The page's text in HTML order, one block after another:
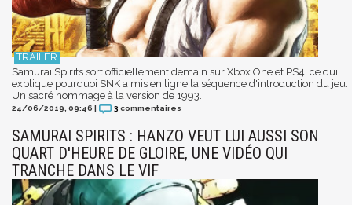
Samurai Spirits sort officiellement demain sur Xbox One et PS4, ce qui
explique pourquoi SNK a mis en ligne la séquence d'introduction du jeu.
Un sacré hommage à la version de 1993.
24/06/2019, 09:46 | 3 commentaires
SAMURAI SPIRITS : HANZO VEUT LUI AUSSI SON
QUART D'HEURE DE GLOIRE, UNE VIDÉO QUI
TRANCHE DANS LE VIF